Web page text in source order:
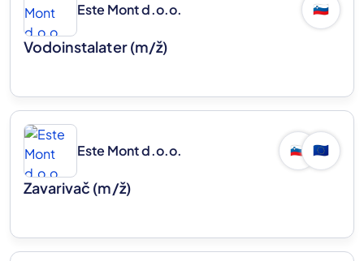
Este Mont d.o.o. 🇸🇮
Vodoinstalater(m/ž)
Este Mont d.o.o. 🇸🇮 🇪🇺
Zavarivač (m/ž)